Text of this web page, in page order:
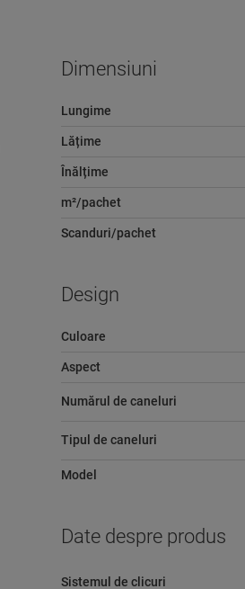
Dimensiuni
Lungime
Lățime
Înălțime
m²/pachet
Scanduri/pachet
Design
Culoare
Aspect
Numărul de caneluri
Tipul de caneluri
Model
Date despre produs
Sistemul de clicuri